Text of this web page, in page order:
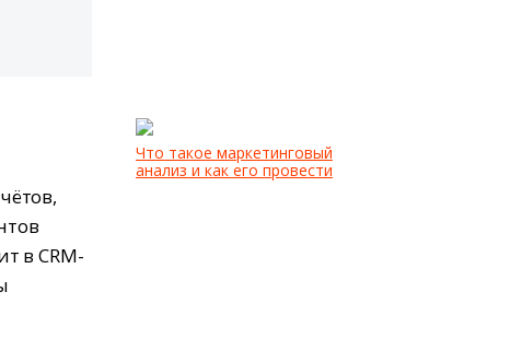
в CRM-
Что такое маркетинговый
анализ и как его провести